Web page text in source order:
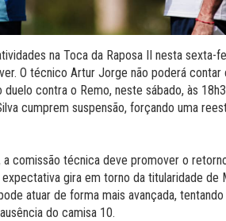
na Toca da Raposa II nesta sexta-
O técnico Artur Jorge não poderá
contra o Remo, neste sábado, às
cumprem suspensão, forçando uma
a comissão técnica deve promover o
gira em torno da titularidade de
atuar de forma mais avançada,
do camisa 10.